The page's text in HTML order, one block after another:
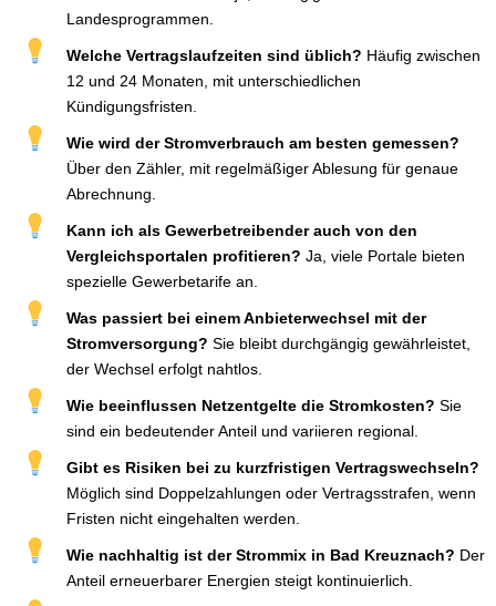
Landesprogrammen.
Welche Vertragslaufzeiten sind üblich? Häufig zwischen
12 und 24 Monaten, mit unterschiedlichen
Kündigungsfristen.
Wie wird der Stromverbrauch am besten gemessen?
Über den Zähler, mit regelmäßiger Ablesung für genaue
Abrechnung.
Kann ich als Gewerbetreibender auch von den
Vergleichsportalen profitieren? Ja, viele Portale bieten
spezielle Gewerbetarife an.
Was passiert bei einem Anbieterwechsel mit der
Stromversorgung? Sie bleibt durchgängig gewährleistet,
der Wechsel erfolgt nahtlos.
Wie beeinflussen Netzentgelte die Stromkosten? Sie
sind ein bedeutender Anteil und variieren regional.
Gibt es Risiken bei zu kurzfristigen Vertragswechseln?
Möglich sind Doppelzahlungen oder Vertragsstrafen, wenn
Fristen nicht eingehalten werden.
Wie nachhaltig ist der Strommix in Bad Kreuznach? Der
Anteil erneuerbarer Energien steigt kontinuierlich.